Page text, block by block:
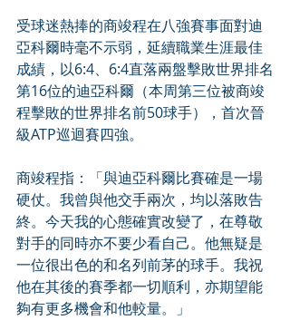
受球迷熱捧的商竣程在八強賽事面對迪
亞科爾時毫不示弱，延續職業生涯最佳
成績，以6:4、6:4直落兩盤擊敗世界排名
第16位的迪亞科爾（本周第三位被商竣
程擊敗的世界排名前50球手），首次晉
級ATP巡迴賽四強。
商竣程指：「與迪亞科爾比賽確是一場
硬仗。我曾與他交手兩次，均以落敗告
終。今天我的心態確實改變了，在尊敬
對手的同時亦不要少看自己。他無疑是
一位很出色的和名列前茅的球手。我祝
他在其後的賽季都一切順利，亦期望能
夠有更多機會和他較量。」